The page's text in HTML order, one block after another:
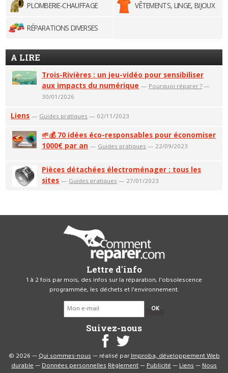
PLOMBERIE-CHAUFFAGE VÊTEMENTS, LINGE, BIJOUX
RÉPARATIONS DIVERSES
A LIRE
Trois-Rivières : un jeu-vidéo pour sensibiliser
aux impacts du numérique — Pourquoi réparer ? —
30/01/2026
Liens — Guides pratiques — 02/11/2023
🌱💰 70 idées éco-responsables pour économiser
1000€ par an — Guides pratiques — 22/09/2023
Pièces détachées électroménager : tous les
sites — Guides pratiques — 27/01/2023
Lettre d'info
1 à 2 fois par mois, des infos sur la réparation, l'obsolescence
programmée, les déchets et l'environnement.
OK
Suivez-nous
© 2026 —Qui sommes-nous— réalisé parImproba, développement Web
durable—Données personnellesRèglement—Publicité—Liens—Nous